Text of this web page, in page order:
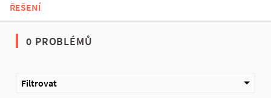
ŘEŠENÍ
0 PROBLÉMŮ
Filtrovat